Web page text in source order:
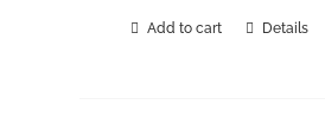
Add to cart Details